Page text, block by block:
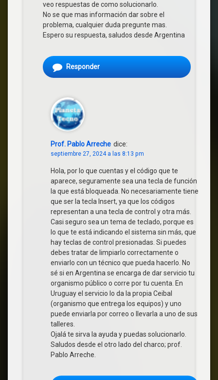
veo respuestas de como solucionarlo.
No se que mas información dar sobre el
problema, cualquier duda pregunte mas.
Espero su respuesta, saludos desde Argentina
Responder
Prof. Pablo Arreche dice:
septiembre 27, 2024 a las 8:13 pm
Hola, por lo que cuentas y el código que te
aparece, seguramente sea una tecla de función
la que está bloqueada. No necesariamente tiene
que ser la tecla Insert, ya que los códigos
representan a una tecla de control y otra más.
Casi seguro sea un tema de teclado, porque es
lo que te está indicando el sistema sin más, que
hay teclas de control presionadas. Si puedes
debes tratar de limpiarlo correctamente o
enviarlo con un técnico que pueda hacerlo. No
sé si en Argentina se encarga de dar servicio tu
organismo público o corre por tu cuenta. En
Uruguay el servicio lo da la propia Ceibal
(organismo que entrega los equipos) y uno
puede enviarla por correo o llevarla a uno de sus
talleres.
Ojalá te sirva la ayuda y puedas solucionarlo.
Saludos desde el otro lado del charco; prof.
Pablo Arreche.